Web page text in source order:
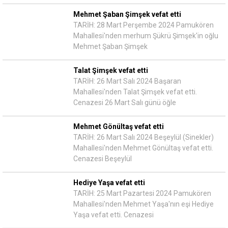
Mehmet Şaban Şimşek vefat etti
TARİH: 28 Mart Perşembe 2024 Pamukören
Mahallesi'nden merhum Şükrü Şimşek'in oğlu
Mehmet Şaban Şimşek
Talat Şimşek vefat etti
TARİH: 26 Mart Salı 2024 Başaran
Mahallesi'nden Talat Şimşek vefat etti.
Cenazesi 26 Mart Salı günü öğle
Mehmet Gönültaş vefat etti
TARİH: 26 Mart Salı 2024 Beşeylül (Sinekler)
Mahallesi'nden Mehmet Gönültaş vefat etti.
Cenazesi Beşeylül
Hediye Yaşa vefat etti
TARİH: 25 Mart Pazartesi 2024 Pamukören
Mahallesi'nden Mehmet Yaşa'nın eşi Hediye
Yaşa vefat etti. Cenazesi